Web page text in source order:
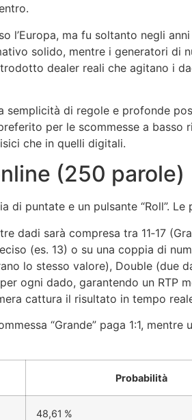
l’Europa, ma fu soltanto negli
solido, mentre i generatori di
dealer reali che agitano i
di regole e profonde
per le scommesse a
che in quelli digitali.
(250 parole)
puntate e un pulsante “Roll”.
dadi sarà compresa tra 11‑17
(es. 13) o su una coppia di
lo stesso valore), Double (due
ogni dado, garantendo un RTP
cattura il risultato in tempo
“Grande” paga 1:1, mentre
Probabilità
48,61 %